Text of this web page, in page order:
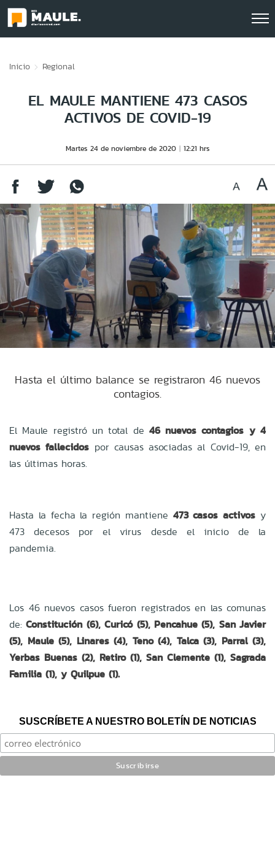
Inicio Regional
EL MAULE MANTIENE 473 CASOS
ACTIVOS DE COVID-19
Martes 24 de noviembre de 2020 12:21 hrs
Hasta el último balance se registraron 46 nuevos
contagios.
El Maule registró un total de 46 nuevos contagios y 4
nuevos fallecidos por causas asociadas al Covid-19, en
las últimas horas.
Hasta la fecha la región mantiene 473 casos activos y
473 decesos por el virus desde el inicio de la
pandemia.
Los 46 nuevos casos fueron registrados en las comunas
de:Constitución (6), Curicó (5), Pencahue (5), San Javier
(5), Maule (5), Linares (4), Teno (4), Talca (3), Parral (3),
Yerbas Buenas (2), Retiro (1), San Clemente (1), Sagrada
Familia (1), y Quilpue (1).
SUSCRÍBETE A NUESTRO BOLETÍN DE NOTICIAS